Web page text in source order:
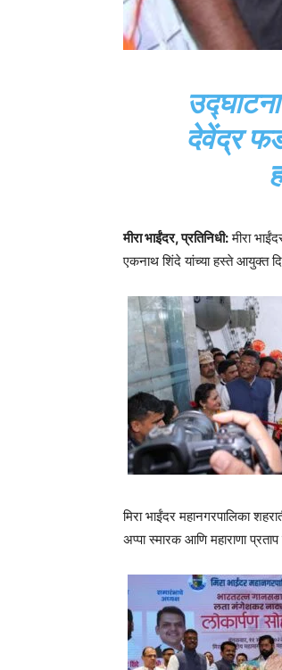
देवेंद्र
मीरा भाईंदर, प्रतिनिधी:मीरा
एकनाथ शिंदे यांच्या हस्ते आयुक्त
मिरा भाईंदर महानगरपालिका
अप्पा स्मारक आणि महाराणा